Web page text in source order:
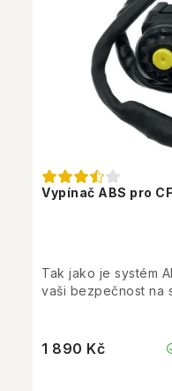
Vypínač ABS pro
1 890 Kč
Tak jako je systém
vaši bezpečnost na